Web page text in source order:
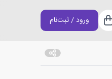
سبد خرید
ورود / ثبت‌نام